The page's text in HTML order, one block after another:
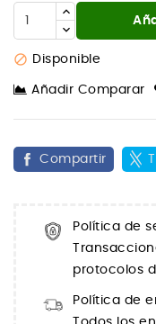
 Disponible
Añadir Comparar
Compartir
Política de
protocolos
Política de